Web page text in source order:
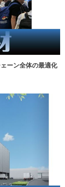
ーン全体の最適化